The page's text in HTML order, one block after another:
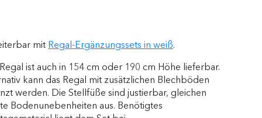
mit Regal-Ergänzungssets in weiß.
ist auch in 154 cm oder 190 cm Höhe lieferbar.
kann das Regal mit zusätzlichen Blechböden
werden. Die Stellfüße sind justierbar, gleichen
Bodenunebenheiten aus. Benötigtes